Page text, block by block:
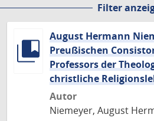
Filter
August Hermann
Preußischen
Professors der
christliche
Autor
Niemeyer, August